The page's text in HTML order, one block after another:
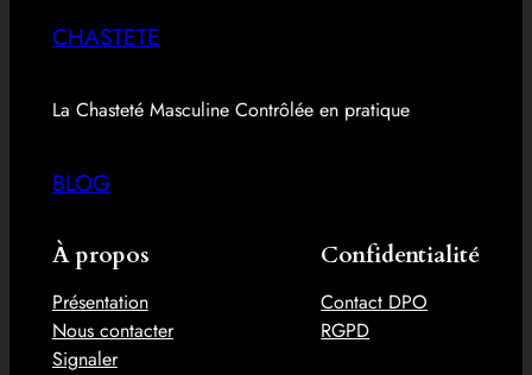
CHASTETE
La Chasteté Masculine Contrôlée en pratique
BLOG
À propos
Présentation
Nous contacter
Signaler
Confidentialité
Contact DPO
RGPD